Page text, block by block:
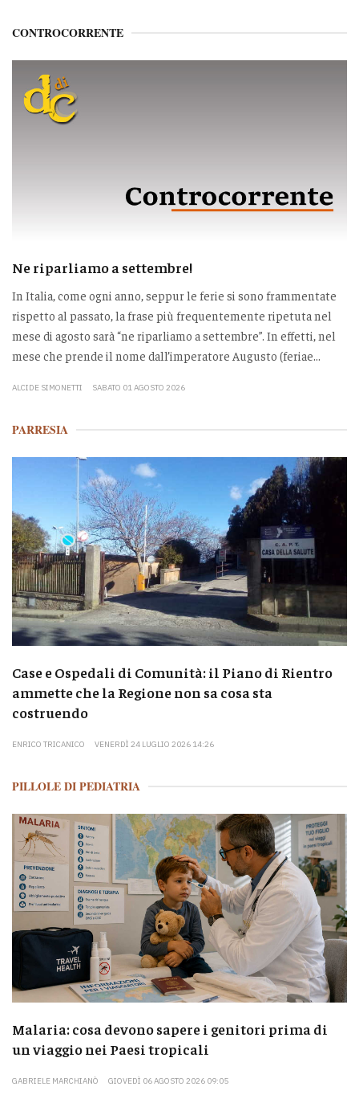
CONTROCORRENTE
Ne riparliamo a settembre!
In Italia, come ogni anno, seppur le ferie si sono frammentate
rispetto al passato, la frase più frequentemente ripetuta nel
mese di agosto sarà “ne riparliamo a settembre”. In effetti, nel
mese che prende il nome dall’imperatore Augusto (feriae...
ALCIDE SIMONETTI SABATO 01 AGOSTO 2026
PARRESIA
Case e Ospedali di Comunità: il Piano di Rientro
ammette che la Regione non sa cosa sta
costruendo
ENRICO TRICANICO VENERDÌ 24 LUGLIO 2026 14:26
PILLOLE DI PEDIATRIA
Malaria: cosa devono sapere i genitori prima di
un viaggio nei Paesi tropicali
GABRIELE MARCHIANÒ GIOVEDÌ 06 AGOSTO 2026 09:05